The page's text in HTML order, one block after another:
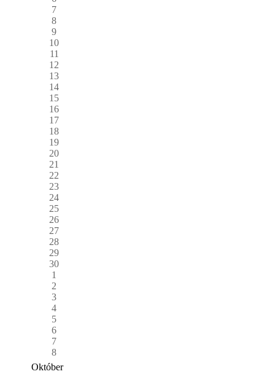
7
8
9
10
11
12
13
14
15
16
17
18
19
20
21
22
23
24
25
26
27
28
29
30
1
2
3
4
5
6
7
8
Október